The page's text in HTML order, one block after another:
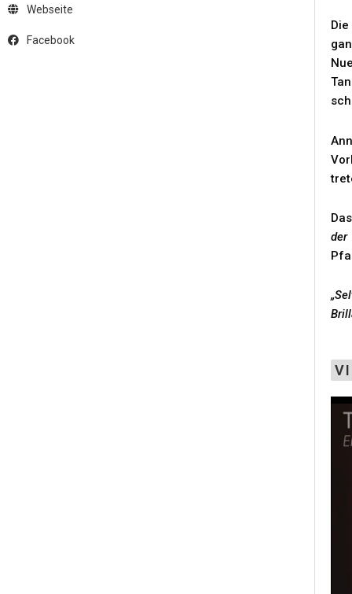
Webseite
Facebook
der